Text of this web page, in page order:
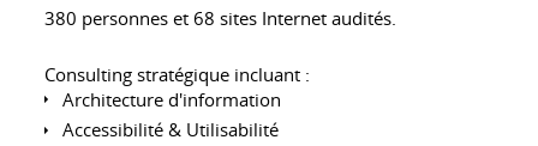
380 personnes et 68 sites Internet audités.
Consulting stratégique incluant :
Architecture d'information
Accessibilité & Utilisabilité